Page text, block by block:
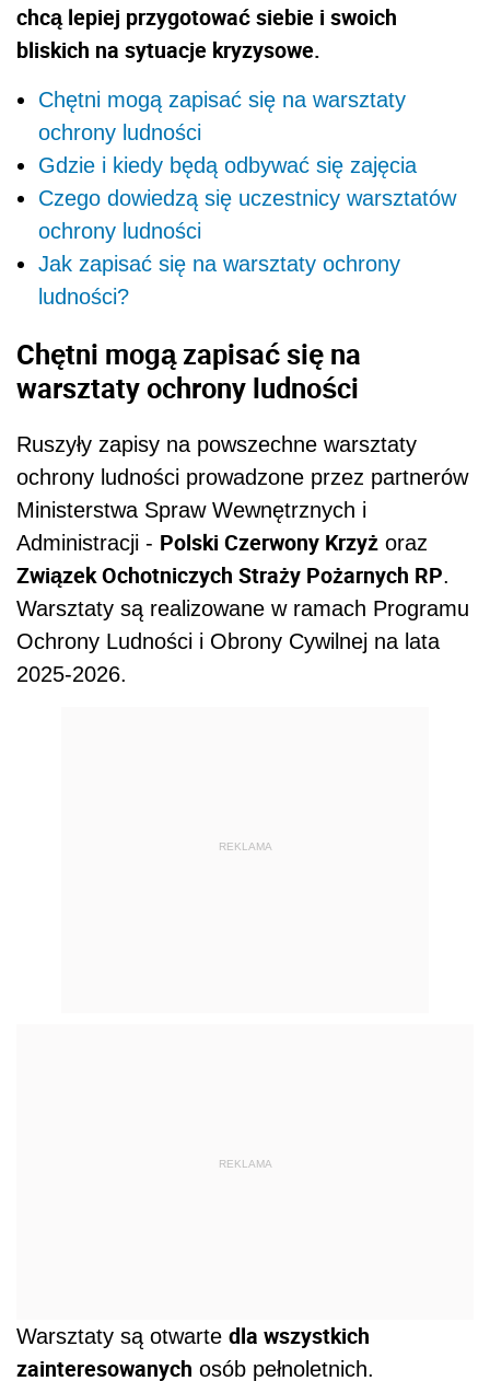
chcą lepiej przygotować siebie i swoich
bliskich na sytuacje kryzysowe.
Chętni mogą zapisać się na warsztaty
ochrony ludności
Gdzie i kiedy będą odbywać się zajęcia
Czego dowiedzą się uczestnicy warsztatów
ochrony ludności
Jak zapisać się na warsztaty ochrony
ludności?
Chętni mogą zapisać się na
warsztaty ochrony ludności
Ruszyły zapisy na powszechne warsztaty
ochrony ludności prowadzone przez partnerów
Ministerstwa Spraw Wewnętrznych i
Administracji - Polski Czerwony Krzyż oraz
Związek Ochotniczych Straży Pożarnych RP.
Warsztaty są realizowane w ramach Programu
Ochrony Ludności i Obrony Cywilnej na lata
2025-2026.
REKLAMA
REKLAMA
Warsztaty są otwarte dla wszystkich
zainteresowanych osób pełnoletnich.